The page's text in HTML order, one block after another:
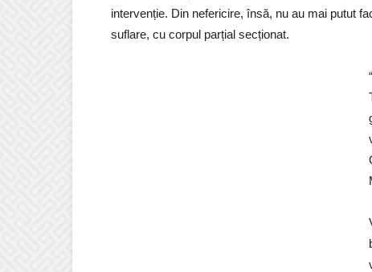
intervenție. Din nefericire, însă, nu au mai putut
suflare, cu corpul parțial secționat.